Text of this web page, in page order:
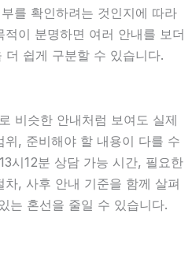
를 확인하려는 것인지에 따라
이 분명하면 여러 안내를 보더
쉽게 구분할 수 있습니다.
비슷한 안내처럼 보여도 실제
, 준비해야 할 내용이 다를 수
시12분 상담 가능 시간, 필요한
, 사후 안내 기준을 함께 살펴
는 혼선을 줄일 수 있습니다.